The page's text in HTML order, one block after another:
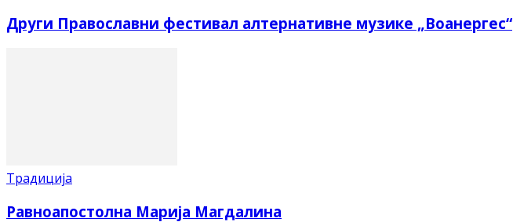
Други Православни фестивал алтернативне музике „Воанергес“
Традиција
Равноапостолна Марија Магдалина